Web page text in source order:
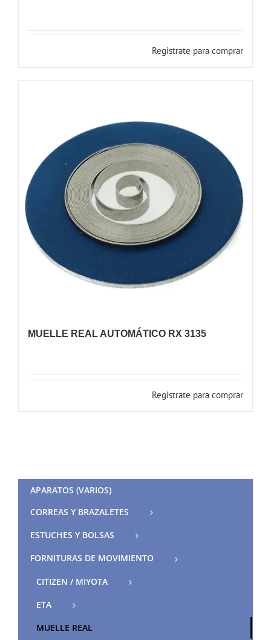
Registrate para comprar
MUELLE REAL AUTOMÁTICO RX 3135
Registrate para comprar
APARATOS (VARIOS)
CORREAS Y BRAZALETES
ESTUCHES Y BOLSAS
FORNITURAS DE MOVIMIENTO
CITIZEN / MIYOTA
ETA
MUELLE REAL